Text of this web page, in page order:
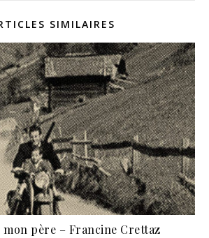
SIMILAIRES
mon père – Francine Crettaz